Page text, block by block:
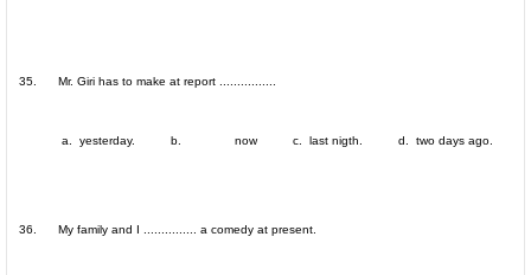
35. Mr. Giri has to make at report ................
a. yesterday. b. now c. last nigth. d. two days ago.
36. My family and I ............... a comedy at present.